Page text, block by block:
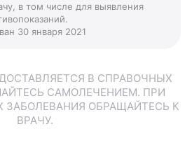
в том числе для выявления
30 января 2021
В СПРАВОЧНЫХ
САМОЛЕЧЕНИЕМ. ПРИ
ЗАБОЛЕВАНИЯ ОБРАЩАЙТЕСЬ К
ВРАЧУ.